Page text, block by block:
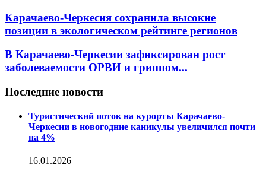
Карачаево-Черкесия сохранила высокие
позиции в экологическом рейтинге регионов
В Карачаево-Черкесии зафиксирован рост
заболеваемости ОРВИ и гриппом...
Последние новости
Туристический поток на курорты Карачаево-
Черкесии в новогодние каникулы увеличился почти
на 4%
16.01.2026